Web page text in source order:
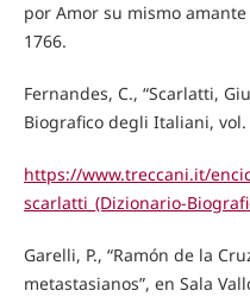
por Amor su mismo
1766.
Fernandes, C., “Scarlatti,
Biografico degli Italiani, vol.
https://www.treccani.it/
scarlatti_(Dizionario-
Garelli, P., “Ramón de la
metastasianos”, en Sala